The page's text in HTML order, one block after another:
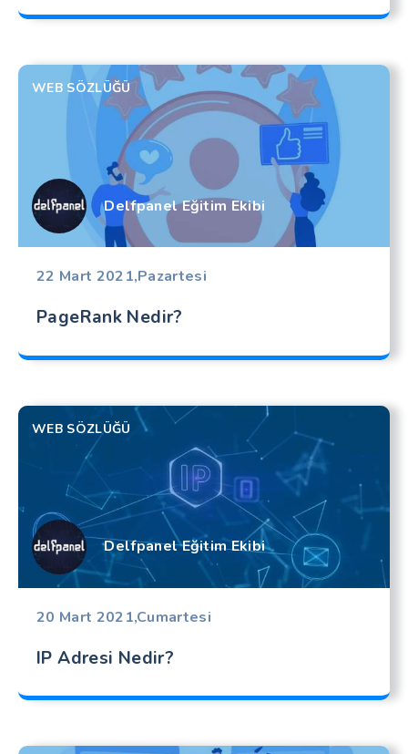
WEB SÖZLÜĞÜ
Delfpanel Eğitim Ekibi
22 Mart 2021,Pazartesi
PageRank Nedir?
WEB SÖZLÜĞÜ
Delfpanel Eğitim Ekibi
20 Mart 2021,Cumartesi
IP Adresi Nedir?